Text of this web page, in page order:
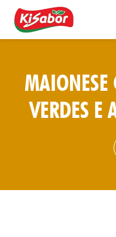
MAIONESE
VERDES E